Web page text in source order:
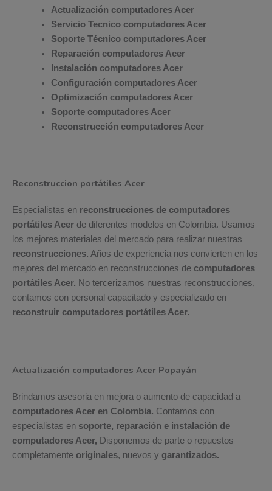
Actualización computadores Acer
Servicio Tecnico computadores Acer
Soporte Técnico computadores Acer
Reparación computadores Acer
Instalación computadores Acer
Configuración computadores Acer
Optimización computadores Acer
Soporte computadores Acer
Reconstrucción computadores Acer
Reconstruccion portátiles Acer
Especialistas en reconstrucciones de computadores
portátiles Acer de diferentes modelos en Colombia. Usamos
los mejores materiales del mercado para realizar nuestras
reconstrucciones. Años de experiencia nos convierten en los
mejores del mercado en reconstrucciones de computadores
portátiles Acer. No tercerizamos nuestras reconstrucciones,
contamos con personal capacitado y especializado en
reconstruir computadores portátiles Acer.
Actualización computadores Acer Popayán
Brindamos asesoria en mejora o aumento de capacidad a
computadores Acer en Colombia. Contamos con
especialistas en soporte, reparación e instalación de
computadores Acer, Disponemos de parte o repuestos
completamente originales, nuevos y garantizados.